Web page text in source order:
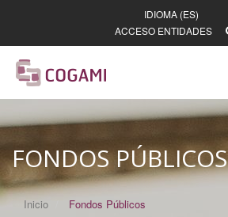
IDIOMA (ES)
ACCESO ENTIDADES
FONDOS PÚBLICOS
Inicio Fondos Públicos